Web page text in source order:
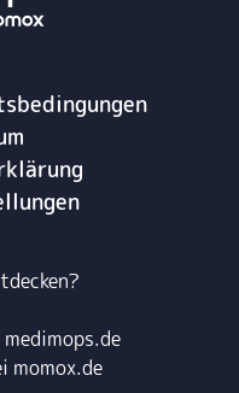
momox.de